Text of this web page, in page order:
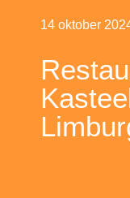
14 oktober